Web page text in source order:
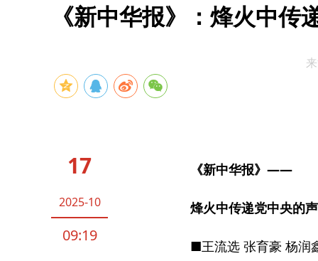
《新中华报》：烽火中传
17
2025-10
09:19
《新中华报》——
烽火中传递党中央的
■王流选 张育豪 杨润
合”，为基层
能）